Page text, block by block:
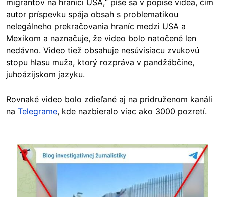
migrantov na hranici USA,“ píše sa v popise videa, čím
autor príspevku spája obsah s problematikou
nelegálneho prekračovania hraníc medzi USA a
Mexikom a naznačuje, že video bolo natočené len
nedávno. Video tiež obsahuje nesúvisiacu zvukovú
stopu hlasu muža, ktorý rozpráva v pandžábčine,
juhoázijskom jazyku.
Rovnaké video bolo zdieľané aj na pridruženom kanáli
na Telegrame, kde nazbieralo viac ako 3000 pozretí.
Image